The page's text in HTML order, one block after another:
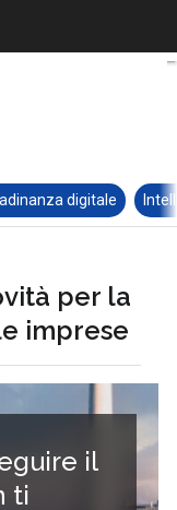
digitale
per la
imprese
il
ti